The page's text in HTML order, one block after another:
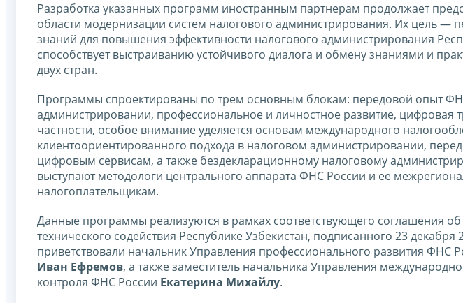
Разработка указанных программ иностранным партнерам продолжает
области модернизации систем налогового администрирования. Их цель —
знаний для повышения эффективности налогового администрирования
способствует выстраиванию устойчивого диалога и обмену знаниями и
двух стран.
Программы спроектированы по трем основным блокам: передовой опыт
администрировании, профессиональное и личностное развитие, цифровая
частности, особое внимание уделяется основам международного
клиентоориентированного подхода в налоговом администрировании,
цифровым сервисам, а также бездекларационному налоговому
выступают методологи центрального аппарата ФНС России и ее
налогоплательщикам.
Данные программы реализуются в рамках соответствующего соглашения
технического содействия Республике Узбекистан, подписанного 23
приветствовали начальник Управления профессионального развития ФНС
Иван Ефремов, а также заместитель начальника Управления
контроля ФНС России Екатерина Михайлу.